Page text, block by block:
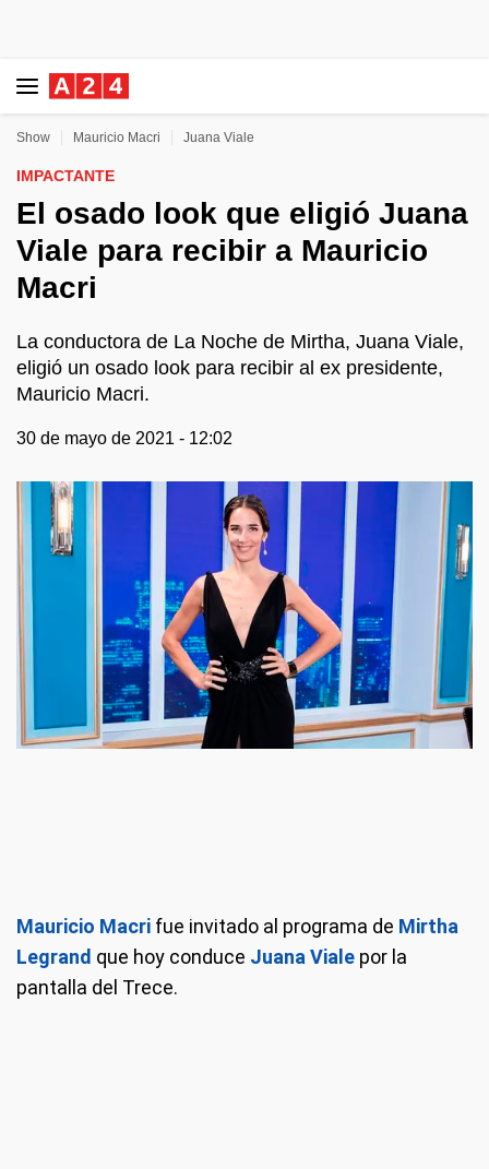
Show Mauricio Macri Juana Viale
IMPACTANTE
El osado look que eligió Juana
Viale para recibir a Mauricio
Macri
La conductora de La Noche de Mirtha, Juana Viale,
eligió un osado look para recibir al ex presidente,
Mauricio Macri.
30 de mayo de 2021 - 12:02
Mauricio Macri fue invitado al programa de Mirtha
Legrand que hoy conduce Juana Viale por la
pantalla del Trece.